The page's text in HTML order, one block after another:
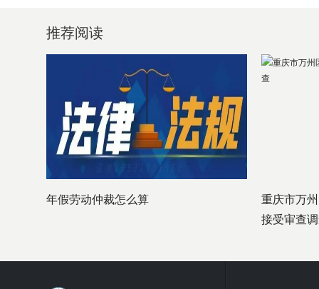
推荐阅读
年假劳动仲裁怎么算
重庆市万
接受审查